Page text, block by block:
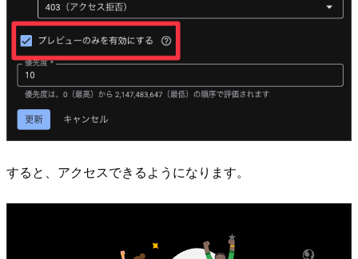
すると、アクセスできるようになります。